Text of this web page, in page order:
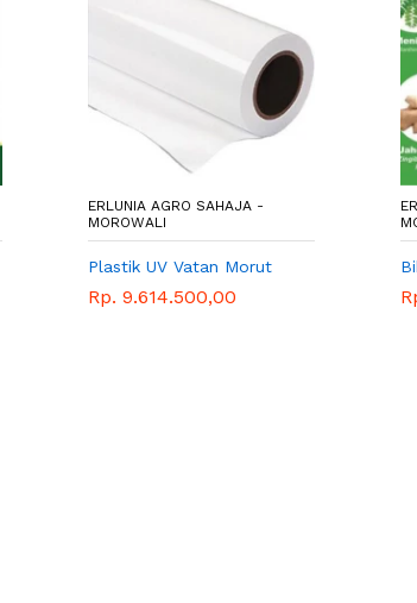
ERLUNIA AGRO SAHAJA -
MOROWALI
Plastik UV Vatan Morut
Rp. 9.614.500,00